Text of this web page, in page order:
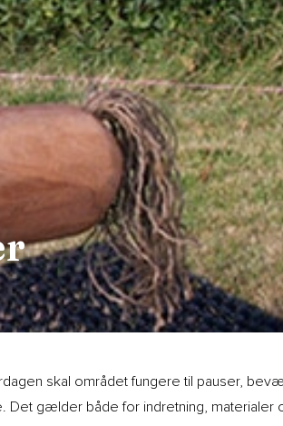
skal området fungere til pauser,
Det gælder både for indretning, materialer